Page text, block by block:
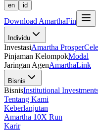
en id
Download AmarthaFin
Individu
InvestasiAmartha Prosper
Pinjaman KelompokModal
Jaringan AgenAmarthaLink
Bisnis
BisnisInstitutional
Tentang Kami
Keberlanjutan
Amartha 10X Run
Karir